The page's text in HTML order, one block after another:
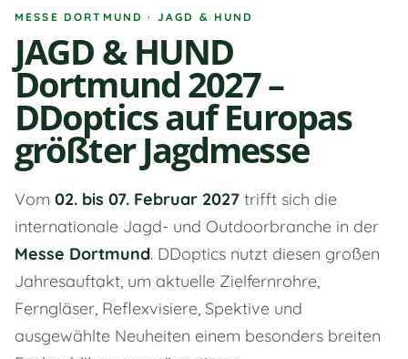
MESSE DORTMUND · JAGD & HUND
JAGD & HUND
Dortmund 2027 –
DDoptics auf Europas
größter Jagdmesse
Vom 02. bis 07. Februar 2027 trifft sich die
internationale Jagd- und Outdoorbranche in der
Messe Dortmund. DDoptics nutzt diesen großen
Jahresauftakt, um aktuelle Zielfernrohre,
Ferngläser, Reflexvisiere, Spektive und
ausgewählte Neuheiten einem besonders breiten